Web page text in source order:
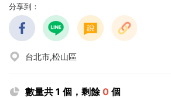
分享到：
台北市,松山區
數量共 1 個，剩餘0 個